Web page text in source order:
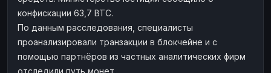
конфискации 63,7 BTC.
По данным расследования, специалисты
проанализировали транзакции в блокчейне и с
помощью партнёров из частных аналитических фирм